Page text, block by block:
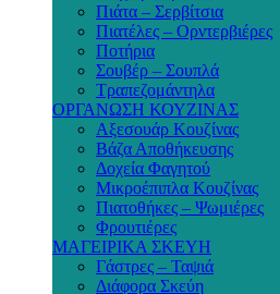
Πιάτα – Σερβίτσια
Πιατέλες – Ορντερβιέρες
Ποτήρια
Σουβέρ – Σουπλά
Τραπεζομάντηλα
ΟΡΓΑΝΩΣΗ ΚΟΥΖΙΝΑΣ
Αξεσουάρ Κουζίνας
Βάζα Αποθήκευσης
Δοχεία Φαγητού
Μικροέπιπλα Κουζίνας
Πιατοθήκες – Ψωμιέρες
Φρουτιέρες
ΜΑΓΕΙΡΙΚΑ ΣΚΕΥΗ
Γάστρες – Ταψιά
Διάφορα Σκεύη